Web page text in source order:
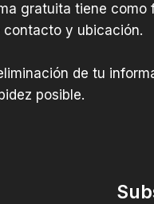
gratuita tiene como
contacto y ubicación.
de tu
posible.